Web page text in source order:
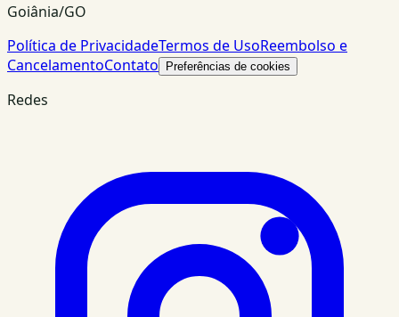
Goiânia/GO
Política de PrivacidadeTermos de UsoReembolso e
CancelamentoContato Preferências de cookies
Redes